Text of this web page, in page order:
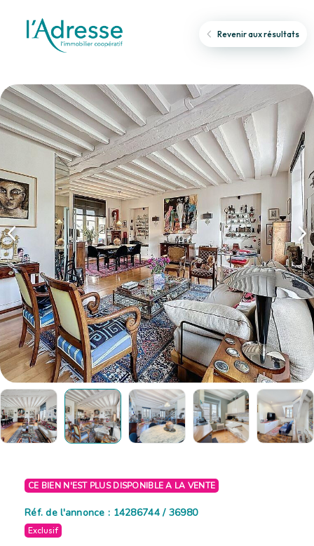
Revenir aux résultats
CE BIEN N'EST PLUS DISPONIBLE A LA VENTE
Réf. de l'annonce : 14286744 / 36980
Exclusif